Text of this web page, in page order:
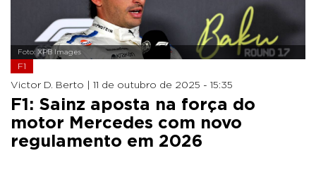
Foto: XPB Images
F1
Victor D. Berto | 11 de outubro de 2025 - 15:35
F1: Sainz aposta na força do
motor Mercedes com novo
regulamento em 2026